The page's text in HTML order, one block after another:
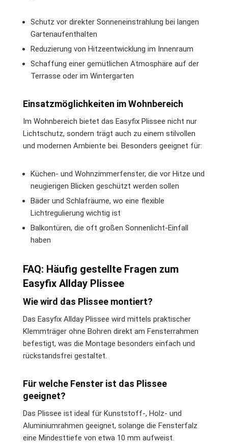
Schutz vor direkter Sonneneinstrahlung bei langen
Gartenaufenthalten
Reduzierung von Hitzeentwicklung im Innenraum
Schaffung einer gemütlichen Atmosphäre auf der
Terrasse oder im Wintergarten
Einsatzmöglichkeiten im Wohnbereich
Im Wohnbereich bietet das Easyfix Plissee nicht nur
Lichtschutz, sondern trägt auch zu einem stilvollen
und modernen Ambiente bei. Besonders geeignet für:
Küchen- und Wohnzimmerfenster, die vor Hitze und
neugierigen Blicken geschützt werden sollen
Bäder und Schlafräume, wo eine flexible
Lichtregulierung wichtig ist
Balkontüren, die oft großen Sonnenlicht-Einfall
haben
FAQ: Häufig gestellte Fragen zum
Easyfix Allday Plissee
Wie wird das Plissee montiert?
Das Easyfix Allday Plissee wird mittels praktischer
Klemmträger ohne Bohren direkt am Fensterrahmen
befestigt, was die Montage besonders einfach und
rückstandsfrei gestaltet.
Für welche Fenster ist das Plissee
geeignet?
Das Plissee ist ideal für Kunststoff-, Holz- und
Aluminiumrahmen geeignet, solange die Fensterfalz
eine Mindesttiefe von etwa 10 mm aufweist.